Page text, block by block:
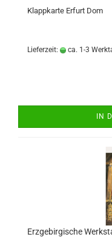
Klappkarte Erfurt Dom
Lieferzeit: ca. 1-3
IN
Erzgebirgische